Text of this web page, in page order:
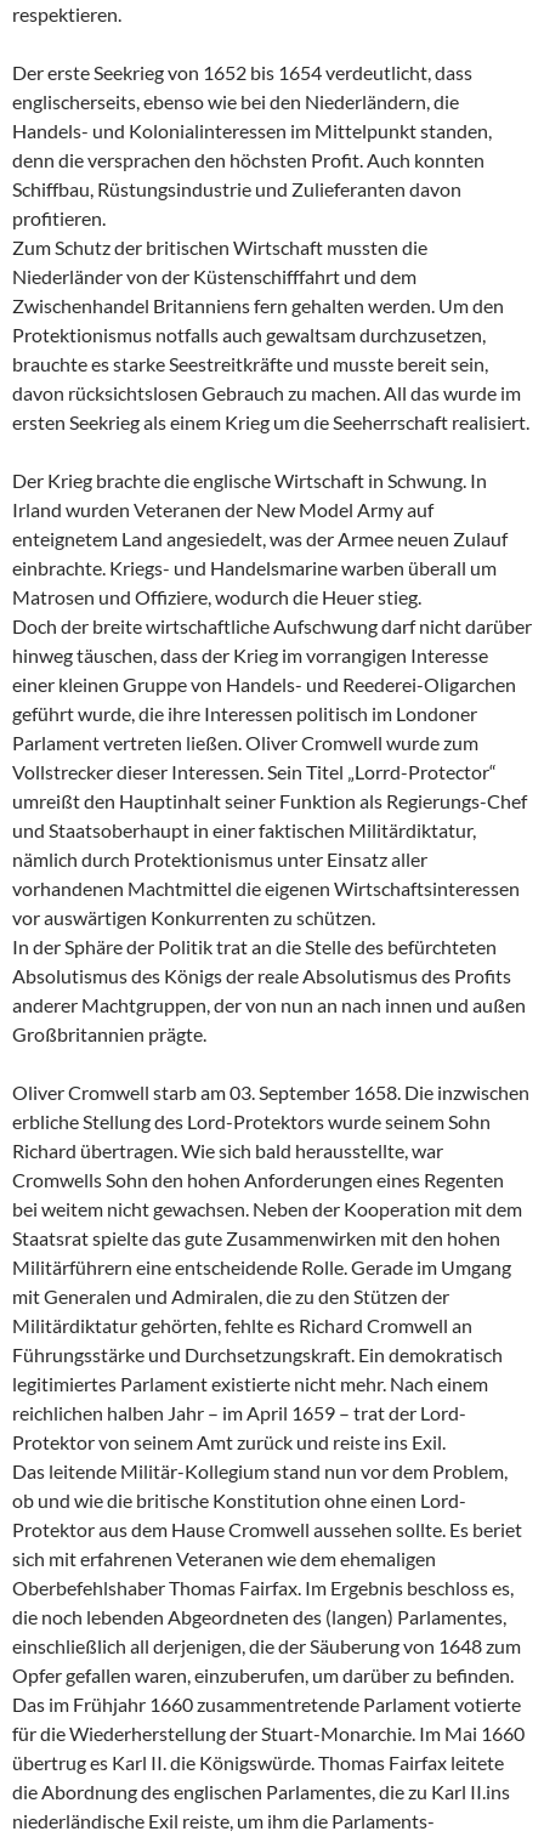
respektieren.
Der erste Seekrieg von 1652 bis 1654 verdeutlicht, dass
englischerseits, ebenso wie bei den Niederländern, die
Handels- und Kolonialinteressen im Mittelpunkt standen,
denn die versprachen den höchsten Profit. Auch konnten
Schiffbau, Rüstungsindustrie und Zulieferanten davon
profitieren.
Zum Schutz der britischen Wirtschaft mussten die
Niederländer von der Küstenschifffahrt und dem
Zwischenhandel Britanniens fern gehalten werden. Um den
Protektionismus notfalls auch gewaltsam durchzusetzen,
brauchte es starke Seestreitkräfte und musste bereit sein,
davon rücksichtslosen Gebrauch zu machen. All das wurde im
ersten Seekrieg als einem Krieg um die Seeherrschaft realisiert.
Der Krieg brachte die englische Wirtschaft in Schwung. In
Irland wurden Veteranen der New Model Army auf
enteignetem Land angesiedelt, was der Armee neuen Zulauf
einbrachte. Kriegs- und Handelsmarine warben überall um
Matrosen und Offiziere, wodurch die Heuer stieg.
Doch der breite wirtschaftliche Aufschwung darf nicht darüber
hinweg täuschen, dass der Krieg im vorrangigen Interesse
einer kleinen Gruppe von Handels- und Reederei-Oligarchen
geführt wurde, die ihre Interessen politisch im Londoner
Parlament vertreten ließen. Oliver Cromwell wurde zum
Vollstrecker dieser Interessen. Sein Titel „Lorrd-Protector“
umreißt den Hauptinhalt seiner Funktion als Regierungs-Chef
und Staatsoberhaupt in einer faktischen Militärdiktatur,
nämlich durch Protektionismus unter Einsatz aller
vorhandenen Machtmittel die eigenen Wirtschaftsinteressen
vor auswärtigen Konkurrenten zu schützen.
In der Sphäre der Politik trat an die Stelle des befürchteten
Absolutismus des Königs der reale Absolutismus des Profits
anderer Machtgruppen, der von nun an nach innen und außen
Großbritannien prägte.
Oliver Cromwell starb am 03. September 1658. Die inzwischen
erbliche Stellung des Lord-Protektors wurde seinem Sohn
Richard übertragen. Wie sich bald herausstellte, war
Cromwells Sohn den hohen Anforderungen eines Regenten
bei weitem nicht gewachsen. Neben der Kooperation mit dem
Staatsrat spielte das gute Zusammenwirken mit den hohen
Militärführern eine entscheidende Rolle. Gerade im Umgang
mit Generalen und Admiralen, die zu den Stützen der
Militärdiktatur gehörten, fehlte es Richard Cromwell an
Führungsstärke und Durchsetzungskraft. Ein demokratisch
legitimiertes Parlament existierte nicht mehr. Nach einem
reichlichen halben Jahr – im April 1659 – trat der Lord-
Protektor von seinem Amt zurück und reiste ins Exil.
Das leitende Militär-Kollegium stand nun vor dem Problem,
ob und wie die britische Konstitution ohne einen Lord-
Protektor aus dem Hause Cromwell aussehen sollte. Es beriet
sich mit erfahrenen Veteranen wie dem ehemaligen
Oberbefehlshaber Thomas Fairfax. Im Ergebnis beschloss es,
die noch lebenden Abgeordneten des (langen) Parlamentes,
einschließlich all derjenigen, die der Säuberung von 1648 zum
Opfer gefallen waren, einzuberufen, um darüber zu befinden.
Das im Frühjahr 1660 zusammentretende Parlament votierte
für die Wiederherstellung der Stuart-Monarchie. Im Mai 1660
übertrug es Karl II. die Königswürde. Thomas Fairfax leitete
die Abordnung des englischen Parlamentes, die zu Karl II.ins
niederländische Exil reiste, um ihm die Parlaments-